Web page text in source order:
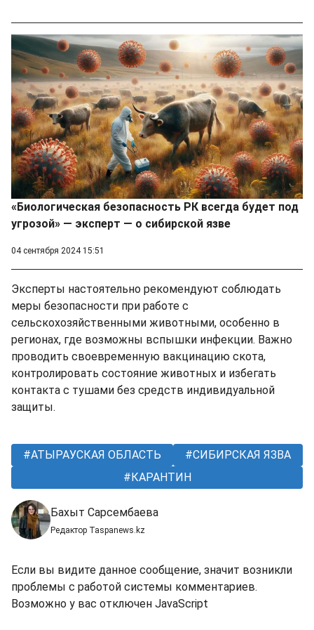
«Биологическая безопасность РК всегда будет под
угрозой» — эксперт — о сибирской язве
04 сентября 2024 15:51
Эксперты настоятельно рекомендуют соблюдать
меры безопасности при работе с
сельскохозяйственными животными, особенно в
регионах, где возможны вспышки инфекции. Важно
проводить своевременную вакцинацию скота,
контролировать состояние животных и избегать
контакта с тушами без средств индивидуальной
защиты.
АТЫРАУСКАЯ ОБЛАСТЬ
СИБИРСКАЯ ЯЗВА
КАРАНТИН
Бахыт Сарсембаева
Редактор Taspanews.kz
Если вы видите данное сообщение, значит возникли
проблемы с работой системы комментариев.
Возможно у вас отключен JavaScript